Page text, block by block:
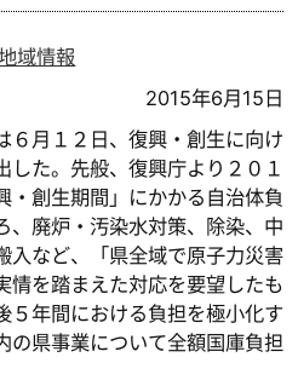
域情報
2015年6月15日
月１２日、復興・創生に向け
した。先般、復興庁より２０１
・創生期間」にかかる自治体負
、廃炉・汚染水対策、除染、中
入など、「県全域で原子力災害
情を踏まえた対応を要望したも
５年間における負担を極小化す
の県事業について全額国庫負担